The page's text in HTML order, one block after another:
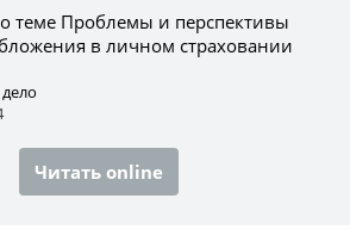
теме Проблемы и перспективы
в личном страховании
Читать online